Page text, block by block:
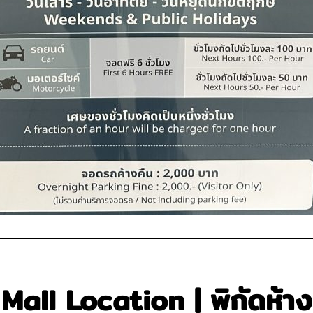
Mall Location | พิกัดห้าง